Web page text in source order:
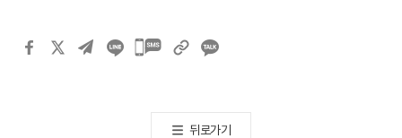
카카오톡
뒤로가기